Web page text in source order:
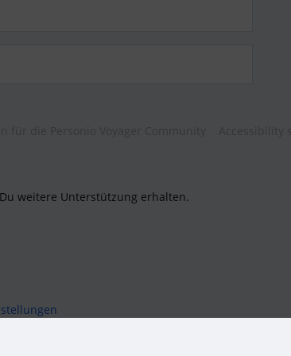
weitere Unterstützung erhalten.